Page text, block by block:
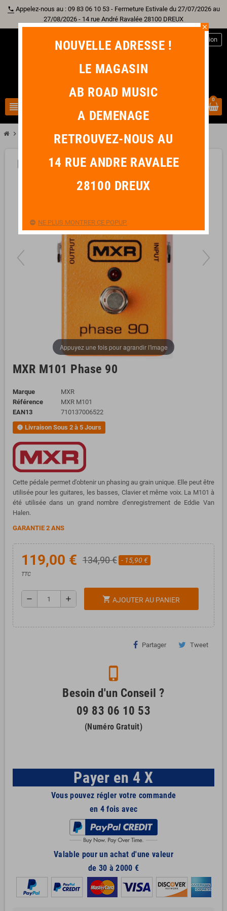
phone Appelez-nous au : 09 83 06 10 53 - Fermeture Estivale du 27/07/2026 au
27/08/2026 - 14 rue André Ravalée 28100 DREUX
view_headline
Connexion
0
chevron_right MXR M101 Phase 90
Appuyez une fois pour agrandir l'image
MXR M101 Phase 90
Marque
MXR
Référence
MXR M101
EAN13
710137006522
new_releases Livraison Sous 2 à 5 Jours
Cette pédale permet d'obtenir un phasing au grain unique. Elle peut être
utilisée pour les guitares, les basses, Clavier et même voix. La M101 à
été utilisée dans un grand nombre d'enregistrement de Eddie Van
Halen.
GARANTIE 2 ANS
119,00 € 134,90 € - 15,90 €
TTC
remove add shopping_cart AJOUTER AU PANIER
Partager Tweet
phone_iphone
Besoin d'un Conseil ?
09 83 06 10 53
(Numéro Gratuit)
Payer en 4 X
Vous pouvez régler votre commande
en 4 fois avec
Valable pour un achat d'une valeur
de 30 à 2000 €
close
NOUVELLE ADRESSE !
LE MAGASIN
AB ROAD MUSIC
A DEMENAGE
RETROUVEZ-NOUS AU
14 RUE ANDRE RAVALEE
28100 DREUX
NE PLUS MONTRER CE POPUP.